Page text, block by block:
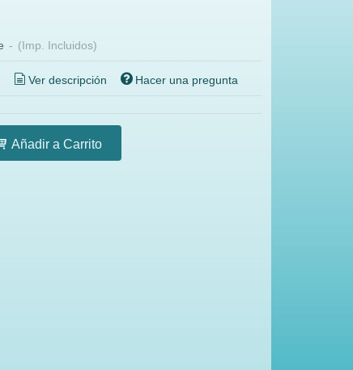
- (Imp. Incluidos)
Ver descripción Hacer una pregunta
Añadir a Carrito